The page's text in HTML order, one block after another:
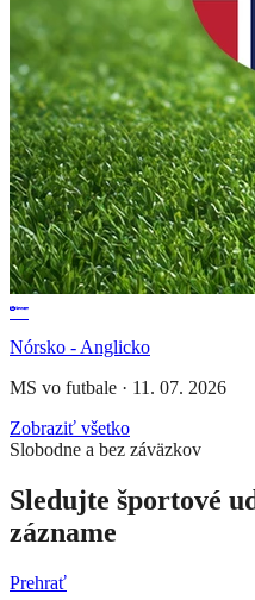
Nórsko - Anglicko
MS vo futbale · 11. 07. 2026
Zobraziť všetko
Slobodne a bez záväzkov
Sledujte športové
zázname
Prehrať